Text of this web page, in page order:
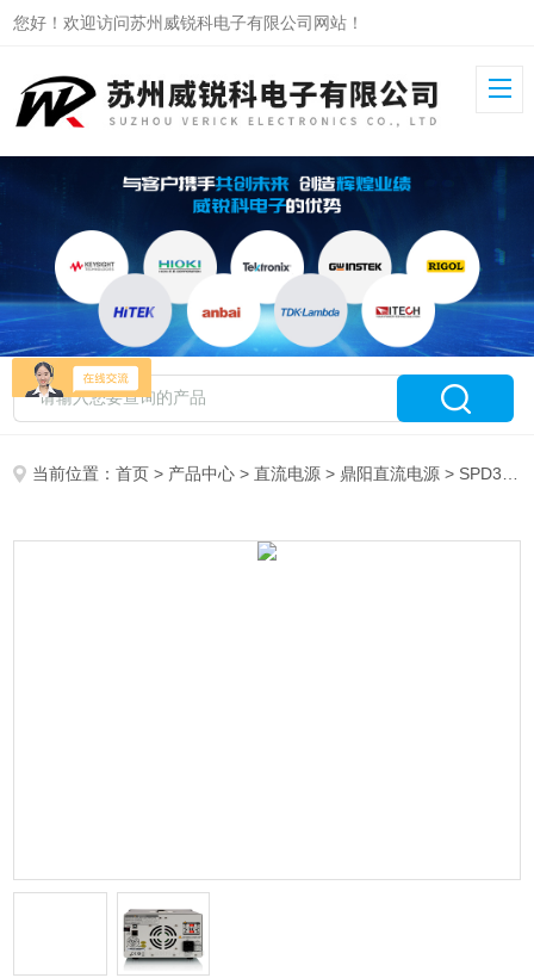
您好！欢迎访问苏州威锐科电子有限公司网站！
当前位置：首页 > 产品中心 >直流电源 > 鼎阳直流电源 > SPD3303C鼎阳可编程直流电源